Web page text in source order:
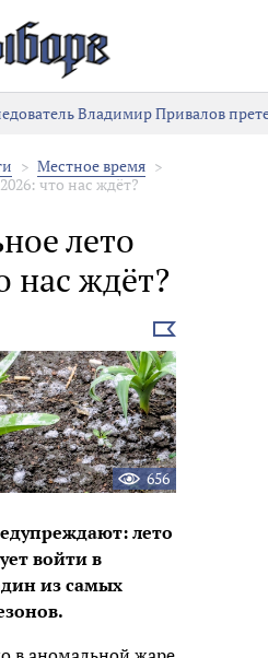
Владимир Привалов
Местное время
что нас ждёт?
лето
нас ждёт?
Выбрать
новость
656
лето
войти в
из самых